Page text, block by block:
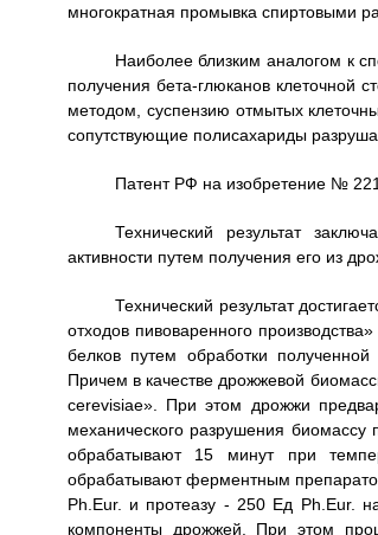
многократная промывка спиртовыми
Наиболее близким аналогом к
получения бета-глюканов клеточной
методом, суспензию отмытых
сопутствующие полисахариды
Патент РФ на изобретение №
Технический результат
активности путем получения его из
Технический результат
отходов пивоваренного
белков путем обработки
Причем в качестве дрожжевой
cerevisiae». При этом дрожжи
механического разрушения
обрабатывают 15 минут при
обрабатывают ферментным
Ph.Eur. и протеазу - 250 Ед Ph.Eur.
компоненты дрожжей. При этом